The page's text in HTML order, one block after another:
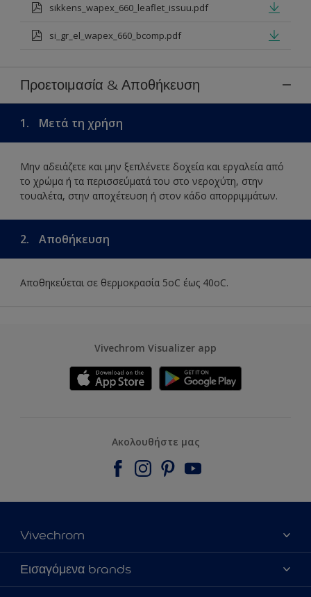
sikkens_wapex_660_leaflet_issuu.pdf
si_gr_el_wapex_660_bcomp.pdf
Προετοιμασία & Αποθήκευση
1. Μετά τη χρήση
Μην αδειάζετε και μην ξεπλένετε δοχεία και εργαλεία από
το χρώμα ή τα περισσεύματά του στο νεροχύτη, στην
τουαλέτα, στην αποχέτευση ή στον κάδο απορριμμάτων.
2. Αποθήκευση
Αποθηκεύεται σε θερμοκρασία 5οC έως 40οC.
Vivechrom Visualizer app
Ακολουθήστε μας
Vivechrom
Εύρεση Καταστήματος
Επικοινωνία
Εισαγόμενα brands